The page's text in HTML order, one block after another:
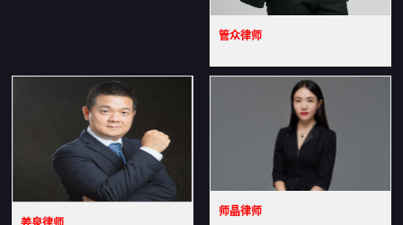
管众律师
师晶律师